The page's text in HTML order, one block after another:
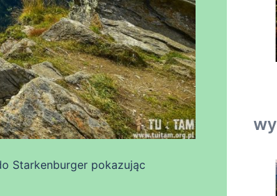
Starkenburger pokazując